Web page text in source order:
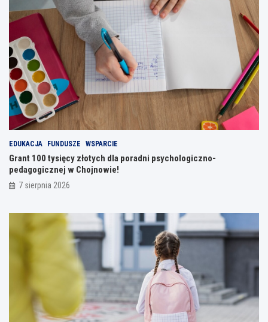
EDUKACJA FUNDUSZE WSPARCIE
Grant 100 tysięcy złotych dla poradni psychologiczno-
pedagogicznej w Chojnowie!
7 sierpnia 2026